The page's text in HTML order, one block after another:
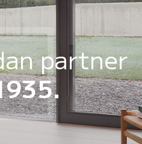
partner